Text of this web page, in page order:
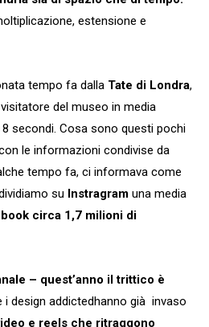
estensione e
tempo fa dalla Tate di Londra,
del museo in media
secondi. Cosa sono questi pochi
le informazioni condivise da
tempo fa, ci informava come
su Instragram una media
circa 1,7 milioni di
– quest’anno il trittico è
i design addictedhanno già invaso
e reels che ritraggono